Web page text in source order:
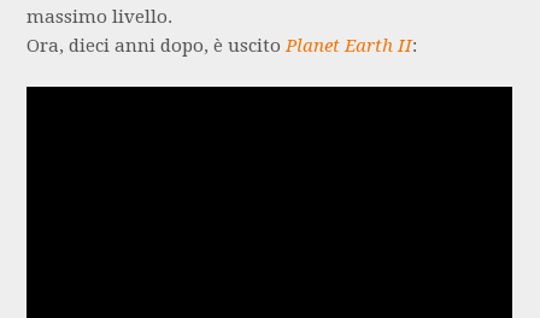
massimo livello.
Ora, dieci anni dopo, è uscitoPlanet Earth II: